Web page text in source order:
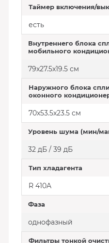
Таймер включения/
есть
Внутреннего блока
мобильного
79x27.5x19.5 см
Наружного блока
оконного
70x53.5x23.5 см
Уровень шума (мин/
32 дБ / 39 дБ
Тип хладагента
R 410A
Фаза
однофазный
Фильтры тонкой